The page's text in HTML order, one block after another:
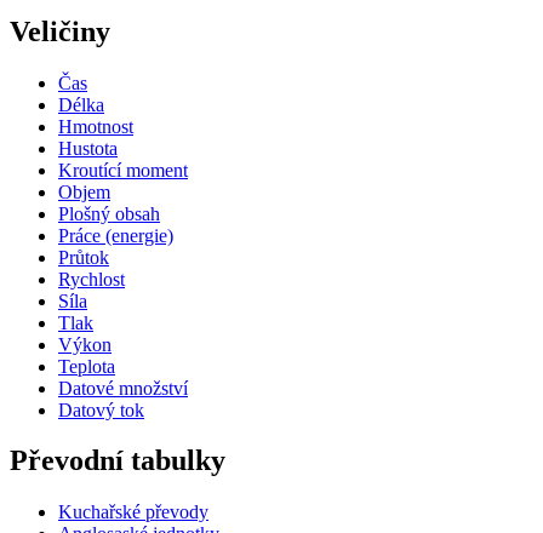
Veličiny
Čas
Délka
Hmotnost
Hustota
Kroutící moment
Objem
Plošný obsah
Práce (energie)
Průtok
Rychlost
Síla
Tlak
Výkon
Teplota
Datové množství
Datový tok
Převodní tabulky
Kuchařské převody